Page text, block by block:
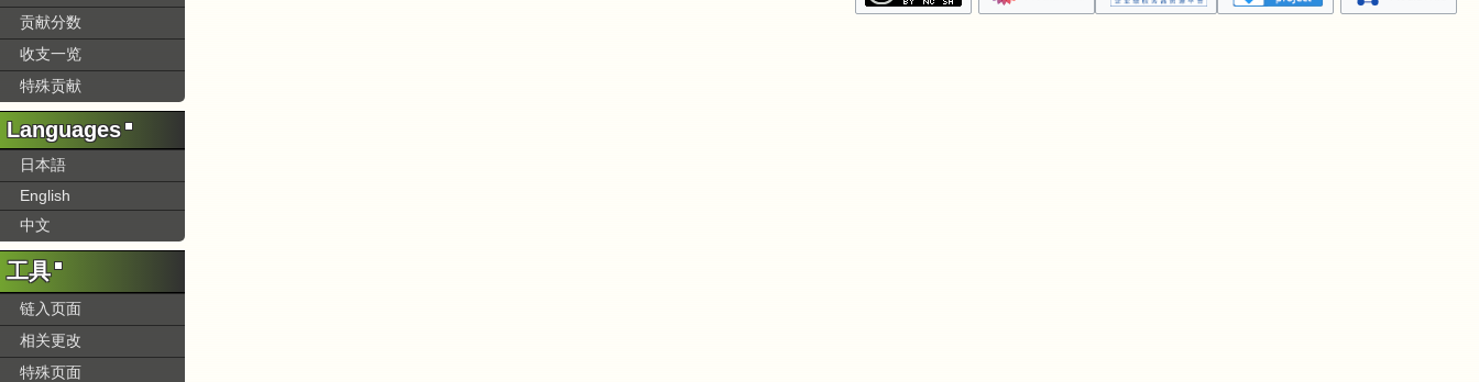
贡献分数
收支一览
特殊贡献
Languages
日本語
English
中文
工具
链入页面
相关更改
特殊页面